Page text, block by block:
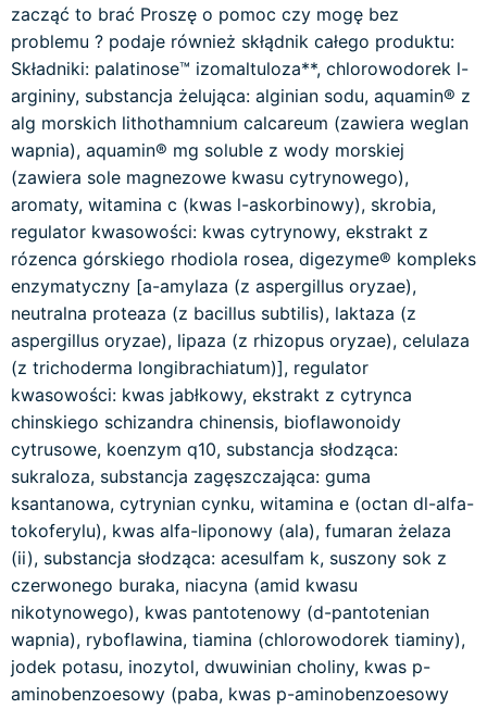
zacząć to brać Proszę o pomoc czy mogę bez
problemu ? podaje również skłądnik całego produktu:
Składniki: palatinose™ izomaltuloza**, chlorowodorek l-
argininy, substancja żelująca: alginian sodu, aquamin® z
alg morskich lithothamnium calcareum (zawiera weglan
wapnia), aquamin® mg soluble z wody morskiej
(zawiera sole magnezowe kwasu cytrynowego),
aromaty, witamina c (kwas l-askorbinowy), skrobia,
regulator kwasowości: kwas cytrynowy, ekstrakt z
rózenca górskiego rhodiola rosea, digezyme® kompleks
enzymatyczny [a-amylaza (z aspergillus oryzae),
neutralna proteaza (z bacillus subtilis), laktaza (z
aspergillus oryzae), lipaza (z rhizopus oryzae), celulaza
(z trichoderma longibrachiatum)], regulator
kwasowości: kwas jabłkowy, ekstrakt z cytrynca
chinskiego schizandra chinensis, bioflawonoidy
cytrusowe, koenzym q10, substancja słodząca:
sukraloza, substancja zagęszczająca: guma
ksantanowa, cytrynian cynku, witamina e (octan dl-alfa-
tokoferylu), kwas alfa-liponowy (ala), fumaran żelaza
(ii), substancja słodząca: acesulfam k, suszony sok z
czerwonego buraka, niacyna (amid kwasu
nikotynowego), kwas pantotenowy (d-pantotenian
wapnia), ryboflawina, tiamina (chlorowodorek tiaminy),
jodek potasu, inozytol, dwuwinian choliny, kwas p-
aminobenzoesowy (paba, kwas p-aminobenzoesowy